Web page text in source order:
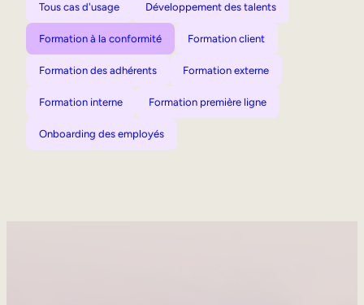
Tous cas d'usage Développement des talents
Formation à la conformité Formation client
Formation des adhérents Formation externe
Formation interne Formation première ligne
Onboarding des employés